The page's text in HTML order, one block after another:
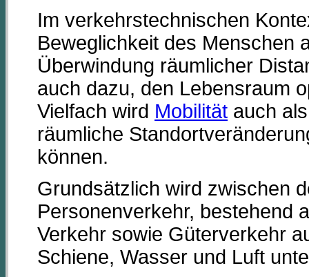
Im verkehrstechnischen
Beweglichkeit des Menschen
Überwindung räumlicher
auch dazu, den Lebensraum
Vielfach wird Mobilität auch
räumliche
können.
Grundsätzlich wird zwischen
Personenverkehr, bestehend
Verkehr sowie Güterverkehr
Schiene, Wasser und Luft